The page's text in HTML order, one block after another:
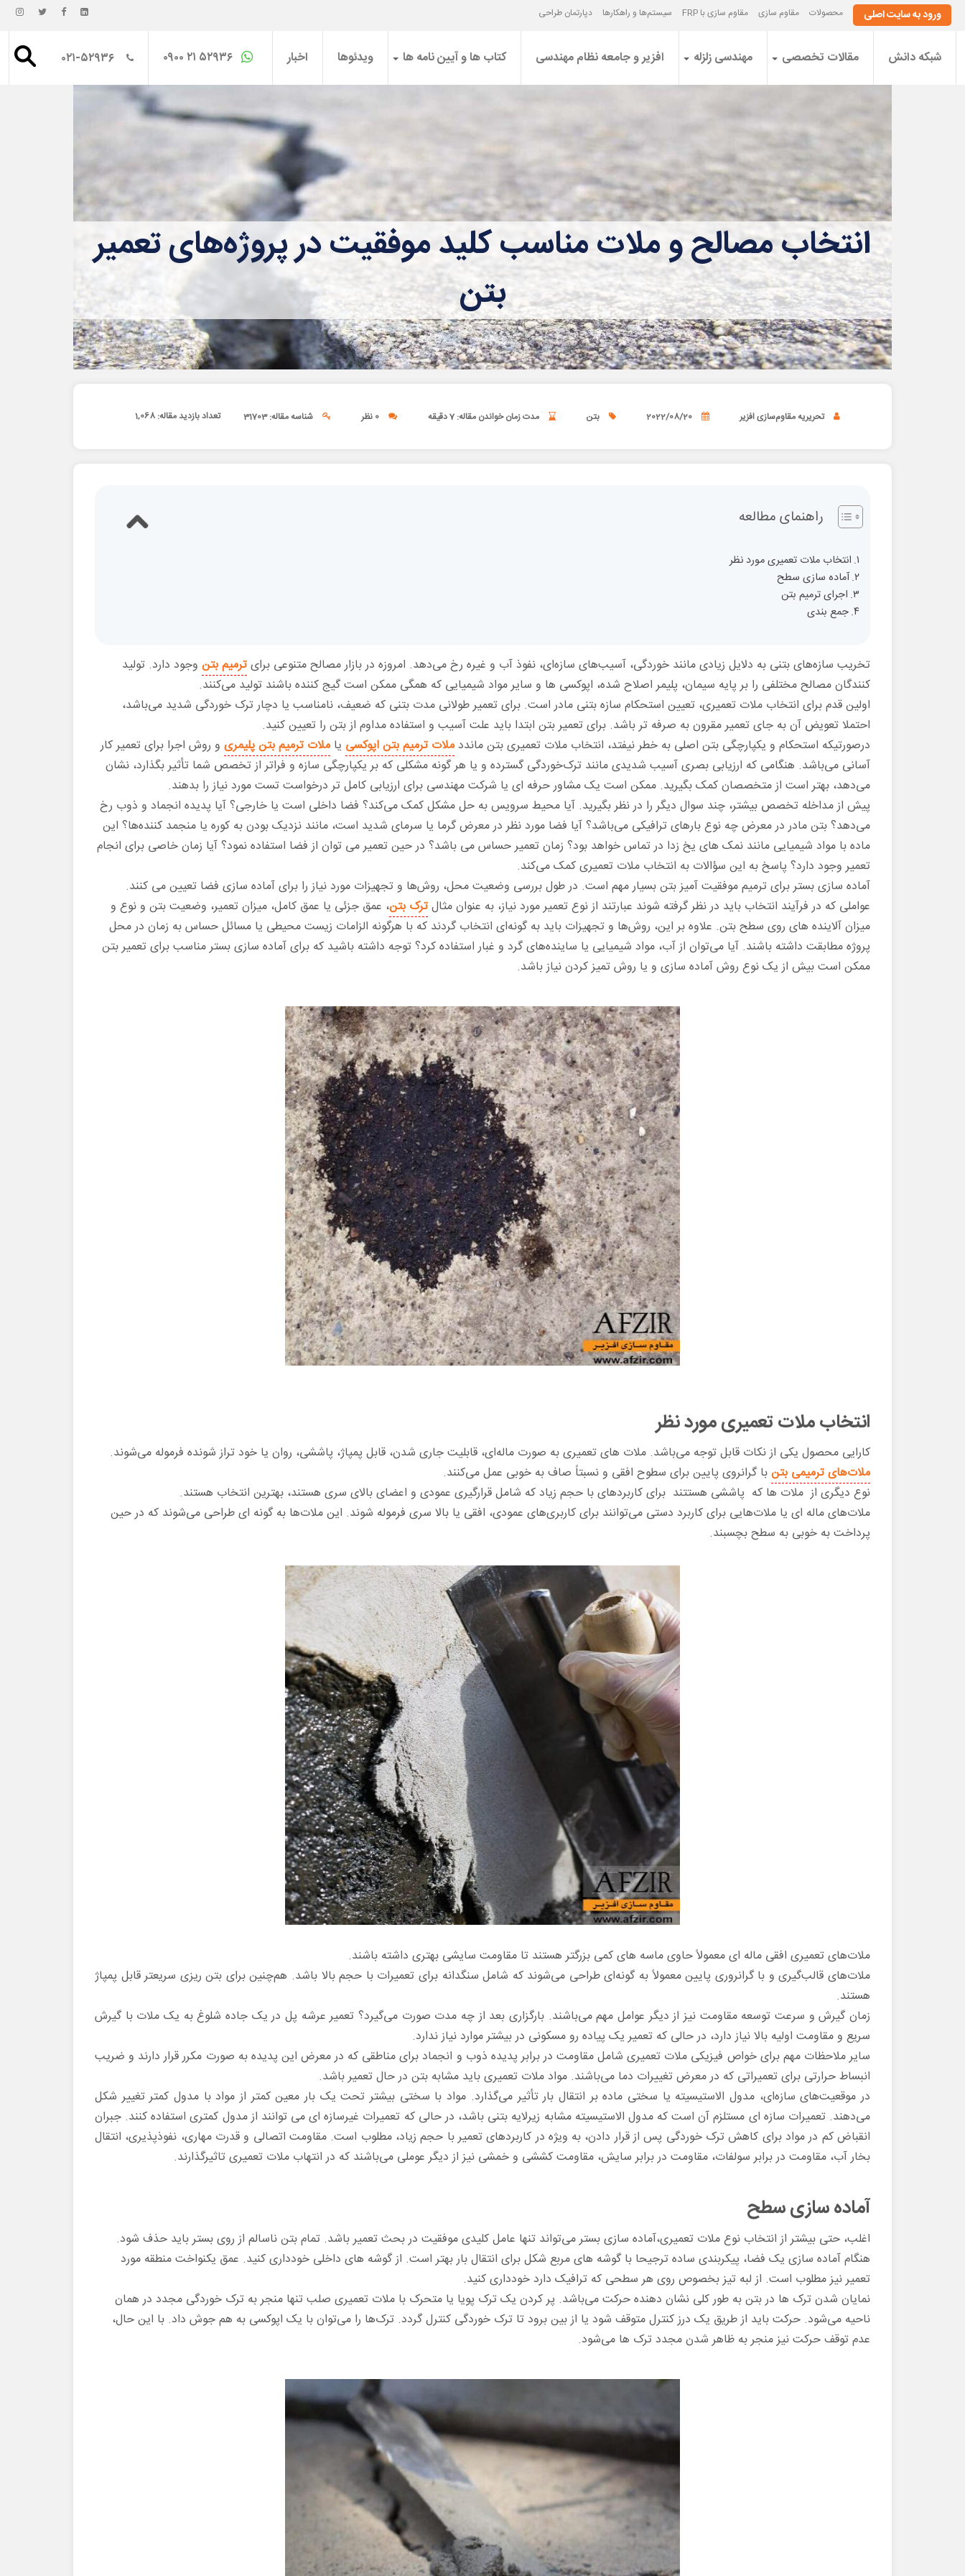
ورود به سایت اصلی محصولات مقاوم سازی مقاوم سازی با FRP سیستم‌ها و راهکارها دپارتمان طراحی
شبکه دانش مقالات تخصصی مهندسی زلزله افزیر و جامعه نظام مهندسی کتاب ها و آیین نامه ها ویدئوها اخبار ۰۹۰۰ ۲۱ ۵۲۹۳۶
انتخاب مصالح و ملات مناسب کلید موفقیت در پروژه‌های تعمیر
بتن
تحریریه مقاوم‌سازی افزیر 2022/08/20 بتن مدت زمان خواندن مقاله: 7 دقیقه 0 نظر شناسه مقاله: 31703 تعداد بازدید مقاله: 1,068
راهنمای مطالعه
انتخاب ملات تعمیری مورد نظر
آماده سازی سطح
اجرای ترمیم بتن
جمع بندی
تخریب سازه‌های بتنی به دلایل زیادی مانند خوردگی، آسیب‌های سازه‌ای، نفوذ آب و غیره رخ می‌دهد. امروزه در بازار مصالح متنوعی برایترمیم بتن وجود دارد. تولید
کنندگان مصالح مختلفی را بر پایه سیمان، پلیمر اصلاح شده، اپوکسی ها و سایر مواد شیمیایی که همگی ممکن است گیج کننده باشند تولید می‌کنند.
اولین قدم برای انتخاب ملات تعمیری، تعیین استحکام سازه بتنی مادر است. برای تعمیر طولانی مدت بتنی که ضعیف، نامناسب یا دچار ترک خوردگی شدید می‌باشد،
احتملا تعویض آن‌ به جای تعمیر مقرون به صرفه تر باشد. برای تعمیر بتن ابتدا باید علت آسیب و استفاده مداوم از بتن را تعیین کنید.
درصورتیکه استحکام و یکپارچگی بتن اصلی به خطر نیفتد، انتخاب ملات تعمیری بتن مانددملات ترمیم بتن اپوکسی یا ملات ترمیم بتن پلیمری و روش اجرا برای تعمیر کار
آسانی می‌باشد. هنگامی که ارزیابی بصری آسیب شدیدی مانند ترک‌خوردگی گسترده و یا هر گونه مشکلی که بر یکپارچگی سازه و فراتر از تخصص شما تأثیر بگذارد، نشان
می‌دهد، بهتر است از متخصصان کمک بگیرید. ممکن است یک مشاور حرفه ای یا شرکت مهندسی برای ارزیابی کامل تر درخواست تست مورد نیاز را بدهند.
پیش از مداخله تخصص بیشتر، چند سوال دیگر را در نظر بگیرید. آیا محیط سرویس به حل مشکل کمک می‌کند؟ فضا داخلی است یا خارجی؟ آیا پدیده انجماد و ذوب رخ
می‌دهد؟ بتن مادر در معرض چه نوع بارهای ترافیکی می‌باشد؟ آیا فضا مورد نظر در معرض گرما یا سرمای شدید است، مانند نزدیک بودن به کوره یا منجمد کننده‌ها؟ این
ماده با مواد شیمیایی مانند نمک های یخ زدا در تماس خواهد بود؟ زمان تعمیر حساس می باشد؟ در حین تعمیر می توان از فضا استفاده نمود؟ آیا زمان خاصی برای انجام
تعمیر وجود دارد؟ پاسخ به این سؤالات به انتخاب ملات تعمیری کمک می‌کند.
آماده سازی بستر برای ترمیم موفقیت آمیز بتن بسیار مهم است. در طول بررسی وضعیت محل، روش‌ها و تجهیزات مورد نیاز را برای آماده سازی فضا تعیین می کنند.
عواملی که در فرآیند انتخاب باید در نظر گرفته شوند عبارتند از نوع تعمیر مورد نیاز، به عنوان مثالترک بتن، عمق جزئی یا عمق کامل، میزان تعمیر، وضعیت بتن و نوع و
میزان آلاینده های روی سطح بتن. علاوه بر این، روش‌ها و تجهیزات باید به گونه‌ای انتخاب گردند که با هرگونه الزامات زیست محیطی یا مسائل حساس به زمان در محل
پروژه مطابقت داشته باشند. آیا می‌توان از آب، مواد شیمیایی یا ساینده‌های گرد و غبار استفاده کرد؟ توجه داشته باشید که برای آماده سازی بستر مناسب برای تعمیر بتن‌
ممکن است بیش از یک نوع روش آماده سازی و یا روش تمیز کردن نیاز باشد.
انتخاب ملات تعمیری مورد نظر
کارایی محصول یکی از نکات قابل توجه می‌باشد. ملات های تعمیری به صورت ماله‌ای، قابلیت جاری شدن، قابل پمپاژ، پاششی، روان یا خود تراز شونده فرموله می‌شوند.
ملات‌های ترمیمی بتنبا گرانروی پایین برای سطوح افقی و نسبتاً صاف به خوبی عمل می‌کنند.
نوع دیگری از ملات ها که پاششی هستتند برای کاربردهای با حجم زیاد که شامل قرارگیری عمودی و اعضای بالای سری هستند، بهترین انتخاب هستند.
ملات‌های ماله ای یا ملات‌هایی برای کاربرد دستی می‌توانند برای کاربری‌های عمودی، افقی یا بالا سری فرموله شوند. این ملات‌ها به گونه ای طراحی می‌شوند که در حین
پرداخت به خوبی به سطح بچسبند.
ملات‌های تعمیری افقی ماله ای معمولاً حاوی ماسه های کمی بزرگتر هستند تا مقاومت سایشی بهتری داشته باشند.
ملات‌های قالب‌گیری و با گرانروری پایین معمولاً به گونه‌ای طراحی می‌شوند که شامل سنگدانه برای تعمیرات با حجم بالا باشد. هم‌چنین برای بتن ریزی سریعتر قابل پمپاژ
هستند.
زمان گیرش و سرعت توسعه مقاومت نیز از دیگر عوامل مهم می‌باشند. بارگزاری بعد از چه مدت صورت می‌گیرد؟ تعمیر عرشه پل در یک جاده شلوغ به یک ملات با گیرش
سریع و مقاومت اولیه بالا نیاز دارد، در حالی که تعمیر یک پیاده رو مسکونی در بیشتر موارد نیاز ندارد.
سایر ملاحظات مهم برای خواص فیزیکی ملات تعمیری شامل مقاومت در برابر پدیده ذوب و انجماد برای مناطقی که در معرض این پدیده به صورت مکرر قرار دارند و ضریب
انبساط حرارتی برای تعمیراتی که در معرض تغییرات دما می‌باشند. مواد ملات تعمیری باید مشابه بتن در حال تعمیر باشد.
در موقعیت‌های سازه‌ای، مدول الاستیسیته یا سختی ماده بر انتقال بار تأثیر می‌گذارد. مواد با سختی بیشتر تحت یک بار معین کمتر از مواد با مدول کمتر تغییر شکل
می‌دهند. تعمیرات سازه ای مستلزم آن است که مدول الاستیسیته مشابه زیرلایه بتنی باشد، در حالی که تعمیرات غیرسازه ای می توانند از مدول کمتری استفاده کنند. جبران
انقباض کم در مواد برای کاهش ترک خوردگی پس از قرار دادن، به ویژه در کاربردهای تعمیر با حجم زیاد، مطلوب است. مقاومت اتصالی و قدرت مهاری، نفوذپذیری، انتقال
بخار آب، مقاومت در برابر سولفات، مقاومت در برابر سایش، مقاومت کششی و خمشی نیز از دیگر عوملی می‌باشند که در انتهاب ملات تعمیری تاثیرگذارند.
آماده سازی سطح
اغلب، حتی بیشتر از انتخاب نوع ملات تعمیری،آماده سازی بستر می‌تواند تنها عامل کلیدی موفقیت در بحث تعمیر باشد. تمام بتن ناسالم از روی بستر باید حذف شود.
هنگام آماده سازی یک فضا، پیکربندی ساده ترجیحا با گوشه های مربع شکل برای انتقال بار بهتر است. از گوشه های داخلی خودداری کنید. عمق یکنواخت منطقه مورد
تعمیر نیز مطلوب است. از لبه تیز بخصوص روی هر سطحی که ترافیک دارد خودداری کنید.
نمایان شدن ترک ها در بتن به طور کلی نشان دهنده حرکت می‌باشد. پر کردن یک ترک پویا یا متحرک با ملات تعمیری صلب تنها منجر به ترک خوردگی مجدد در همان
ناحیه می‌شود. حرکت باید از طریق یک درز کنترل متوقف شود یا از بین برود تا ترک خوردگی کنترل گردد. ترک‌ها را می‌توان با یک اپوکسی به هم جوش داد. با این حال،
عدم توقف حرکت نیز منجر به ظاهر شدن مجدد ترک ها می‌شود.